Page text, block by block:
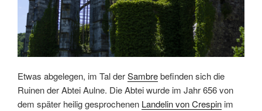
Etwas abgelegen, im Tal derSambrebefinden sich die
Ruinen der Abtei Aulne. Die Abtei wurde im Jahr 656 von
dem später heilig gesprochenen Landelin von Crespin im